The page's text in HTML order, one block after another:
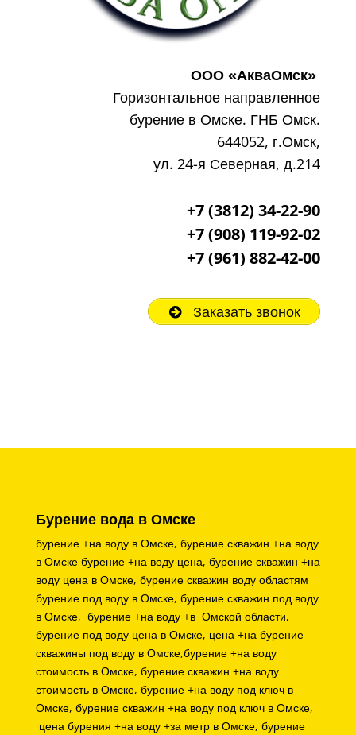
ООО «АкваОмск»
Горизонтальное направленное
бурение в Омске. ГНБ Омск.
644052, г.Омск,
ул. 24-я Северная, д.214
+7 (3812) 34-22-90
+7 (908) 119-92-02
+7(961) 882-42-00
Заказать звонок
Бурение вода в Омске
бурение +на воду в Омске, бурение скважин +на воду
в Омске бурение +на воду цена, бурение скважин +на
воду цена в Омске, бурение скважин воду областям
бурение под воду в Омске, бурение скважин под воду
в Омске, бурение +на воду +в Омской области,
бурение под воду цена в Омске, цена +на бурение
скважины под воду в Омске,бурение +на воду
стоимость в Омске, бурение скважин +на воду
стоимость в Омске, бурение +на воду под ключ в
Омске, бурение скважин +на воду под ключ в Омске,
цена бурения +на воду +за метр в Омске, бурение